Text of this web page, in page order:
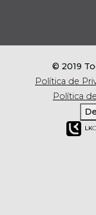
© 2019
Política de
Política
LK